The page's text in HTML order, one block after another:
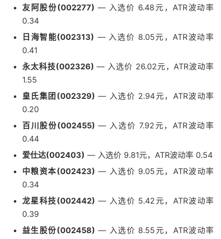
友阿股份(002277) — 入选价 6.48元，ATR波动率
0.34
日海智能(002313) — 入选价 8.05元，ATR波动率
0.41
永太科技(002326) — 入选价 26.02元，ATR波动率
1.55
皇氏集团(002329) — 入选价 2.94元，ATR波动率
0.20
百川股份(002455) — 入选价 7.92元，ATR波动率
0.44
爱仕达(002403) — 入选价 9.81元，ATR波动率 0.54
中粮资本(002423) — 入选价 9.05元，ATR波动率
0.34
龙星科技(002442) — 入选价 5.42元，ATR波动率
0.39
益生股份(002458) — 入选价 8.55元，ATR波动率